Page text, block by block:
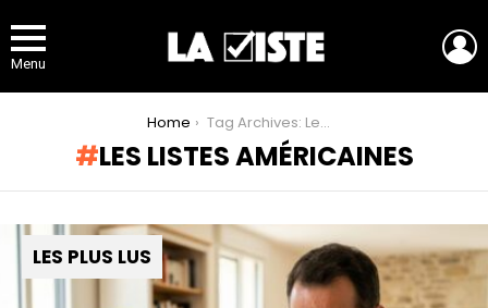
Menu
Home Tag Archives: Les listes américaines
LES LISTES AMÉRICAINES
LES PLUS LUS